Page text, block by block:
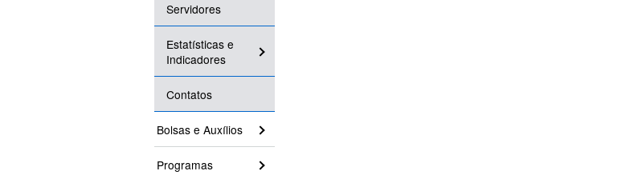
Servidores
Estatísticas e
Indicadores
Contatos
Bolsas e Auxílios
Programas